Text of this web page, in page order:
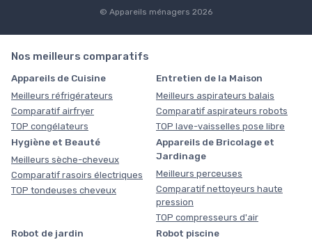
© Appareils ménagers 2026
Nos meilleurs comparatifs
Appareils de Cuisine
Meilleurs réfrigérateurs
Comparatif airfryer
TOP congélateurs
Entretien de la Maison
Meilleurs aspirateurs balais
Comparatif aspirateurs robots
TOP lave-vaisselles pose libre
Hygiène et Beauté
Meilleurs sèche-cheveux
Comparatif rasoirs électriques
TOP tondeuses cheveux
Appareils de Bricolage et
Jardinage
Meilleurs perceuses
Comparatif nettoyeurs haute
pression
TOP compresseurs d'air
Robot de jardin Robot piscine